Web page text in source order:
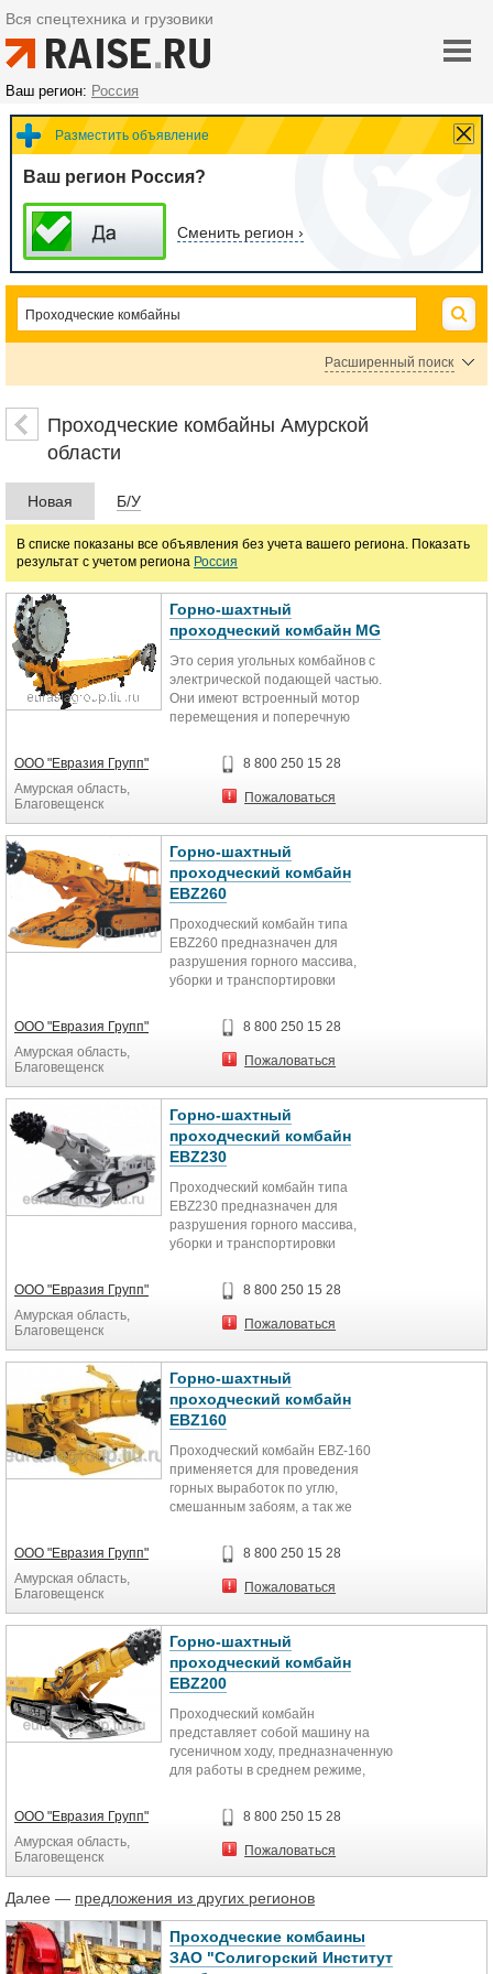
Вся спецтехника и грузовики
Ваш регион: Россия
Разместить объявление
Ваш регион Россия?
Сменить регион ›
Расширенный поиск
Цена
руб.
Проходческие комбайны Амурской
области
Новая Б/У
В списке показаны все объявления без учета вашего региона. Показать
результат с учетом региона Россия
Горно-шахтный
проходческий комбайн MG
Это серия угольных комбайнов c
электрической подающей частью.
Они имеют встроенный мотор
перемещения и поперечную
установленная...
ООО "Евразия Групп"
Амурская область,
Благовещенск
8 800 250 15 28
Пожаловаться
Горно-шахтный
проходческий комбайн
EBZ260
Проходческий комбайн типа
EBZ260 предназначен для
разрушения горного массива,
уборки и транспортировки
проходки...
ООО "Евразия Групп"
Амурская область,
Благовещенск
8 800 250 15 28
Пожаловаться
Горно-шахтный
проходческий комбайн
EBZ230
Проходческий комбайн типа
EBZ230 предназначен для
разрушения горного массива,
уборки и транспортировки
проходки...
ООО "Евразия Групп"
Амурская область,
Благовещенск
8 800 250 15 28
Пожаловаться
Горно-шахтный
проходческий комбайн
EBZ160
Проходческий комбайн EBZ-160
применяется для проведения
горных выработок по углю,
смешанным забоям, а так же
туннелей. При...
ООО "Евразия Групп"
Амурская область,
Благовещенск
8 800 250 15 28
Пожаловаться
Горно-шахтный
проходческий комбайн
EBZ200
Проходческий комбайн
представляет собой машину на
гусеничном ходу, предназначенную
для работы в среднем режиме,
ООО "Евразия Групп"
Амурская область,
Благовещенск
8 800 250 15 28
Пожаловаться
Далее — предложения из других регионов
Проходческие комбаины
ЗАО "Солигорский Институт